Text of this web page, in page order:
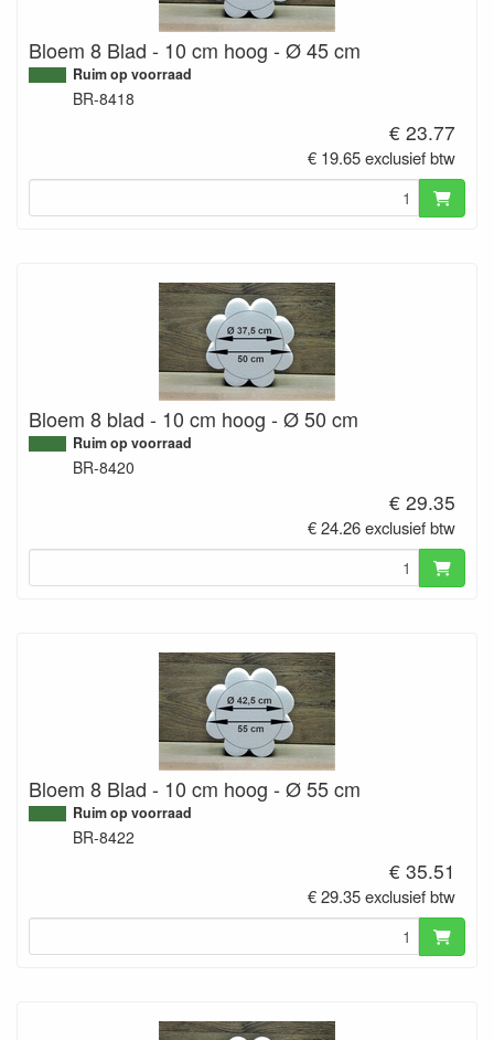
Bloem 8 Blad - 10 cm hoog - Ø 45 cm
Ruim op voorraad
BR-8418
€ 23.77
€ 19.65 exclusief btw
Bloem 8 blad - 10 cm hoog - Ø 50 cm
Ruim op voorraad
BR-8420
€ 29.35
€ 24.26 exclusief btw
Bloem 8 Blad - 10 cm hoog - Ø 55 cm
Ruim op voorraad
BR-8422
€ 35.51
€ 29.35 exclusief btw